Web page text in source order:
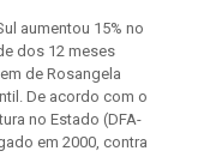
aumentou 15% no
dos 12 meses
de Rosangela
De acordo com o
no Estado (DFA-
em 2000, contra